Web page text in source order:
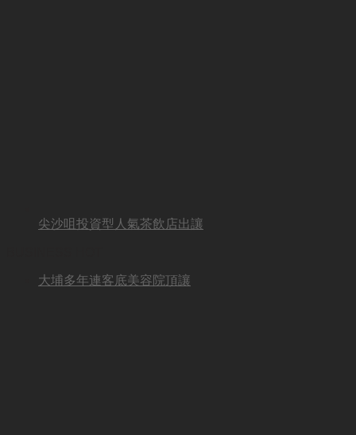
尖沙咀投資型人氣茶飲店出讓
大埔多年連客底美容院頂讓